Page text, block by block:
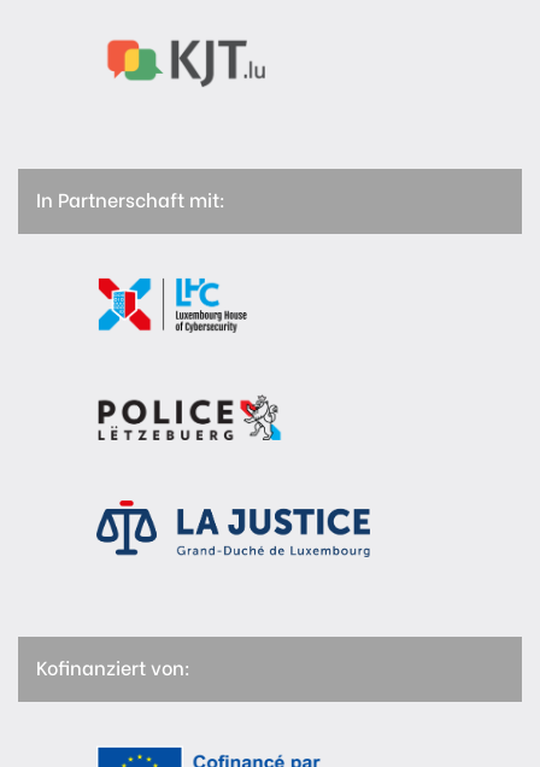
In Partnerschaft mit:
Kofinanziert von: